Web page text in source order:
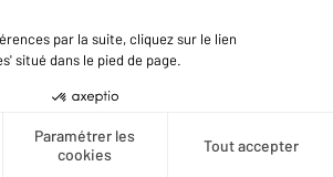
Créer une alerte
Vente
Vous envisagez
Découvrir nos offres
1